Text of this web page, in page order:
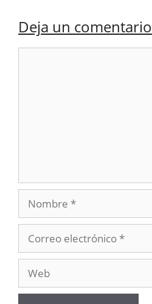
Deja un comentario
Nombre
electrónico